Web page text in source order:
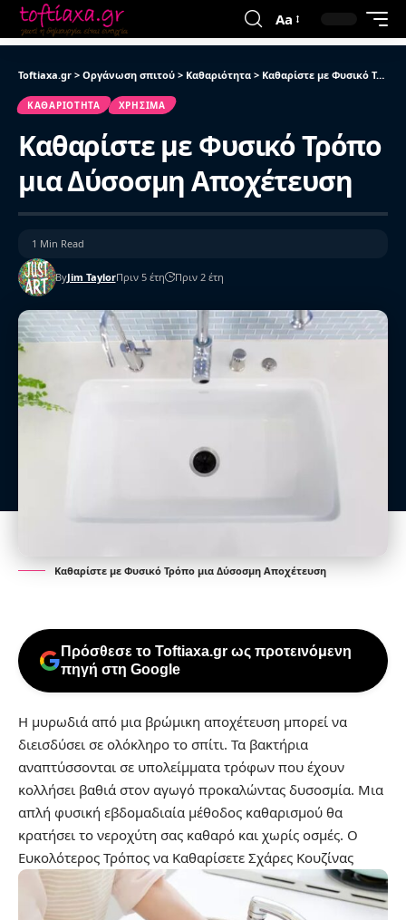
Aa
Toftiaxa.gr > Οργάνωση σπιτού > Καθαριότητα > Καθαρίστε με Φυσικό Τρόπο μια Δύσοσμη Αποχέτευση
ΚΑΘΑΡΙΌΤΗΤΑ ΧΡΉΣΙΜΑ
Καθαρίστε με Φυσικό Τρόπο
μια Δύσοσμη Αποχέτευση
ByJim TaylorΠριν 5 έτη Πριν 2 έτη
1 Min Read
Καθαρίστε με Φυσικό Τρόπο μια Δύσοσμη Αποχέτευση
Πρόσθεσε το Toftiaxa.gr ως προτεινόμενη
πηγή στη Google
Η μυρωδιά από μια βρώμικη αποχέτευση μπορεί να
διεισδύσει σε ολόκληρο το σπίτι. Τα βακτήρια
αναπτύσσονται σε υπολείμματα τρόφων που έχουν
κολλήσει βαθιά στον αγωγό προκαλώντας δυσοσμία. Μια
απλή φυσική εβδομαδιαία μέθοδος καθαρισμού θα
κρατήσει το νεροχύτη σας καθαρό και χωρίς οσμές. Ο
Ευκολότερος Τρόπος να Καθαρίσετε Σχάρες Κουζίνας